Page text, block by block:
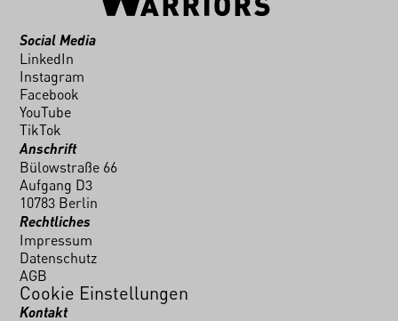
Social Media
LinkedIn
Instagram
Facebook
YouTube
TikTok
Anschrift
Bülowstraße 66
Aufgang D3
10783 Berlin
Rechtliches
Impressum
Datenschutz
AGB
Cookie Einstellungen
Kontakt